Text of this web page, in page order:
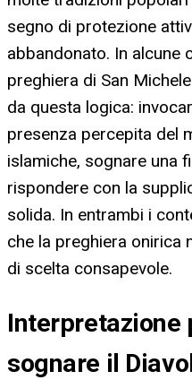
segno di protezione
abbandonato. In alcune
preghiera di San
da questa logica:
presenza percepita del
islamiche, sognare una
rispondere con la
solida. In entrambi i
che la preghiera onirica
di scelta consapevole.
Interpretazione
sognare il